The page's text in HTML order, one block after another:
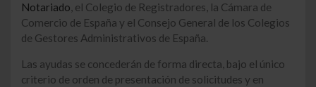
Notariado , el Colegio de Registradores, la Cámara de
Comercio de España y el Consejo General de los Colegios
de Gestores Administrativos de España.
Las ayudas se concederán de forma directa, bajo el único
criterio de orden de presentación de solicitudes y en